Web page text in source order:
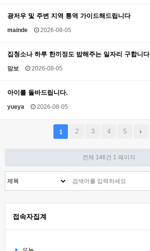
광저우 및 주변 지역 통역 가이드해드립니다
mainde 2026-08-05
집청소나 하루 한끼정도 밥해주는 일자리 구합니다
맘보 2026-08-05
아이를 돌바드립니다.
yueya 2026-08-05
1 2 3 4 5
전체 146건 1 페이지
접속자집계